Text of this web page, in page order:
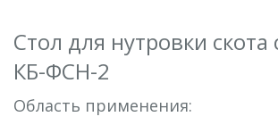
Стол для нутровки скота
КБ-ФСН-2
Область применения: